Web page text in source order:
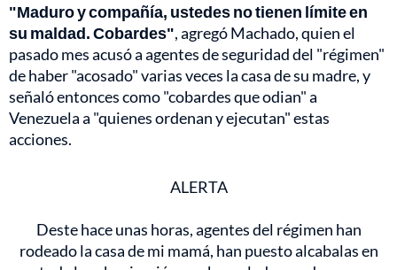
"Maduro y compañía, ustedes no tienen límite en
su maldad. Cobardes", agregó Machado, quien el
pasado mes acusó a agentes de seguridad del "régimen"
de haber "acosado" varias veces la casa de su madre, y
señaló entonces como "cobardes que odian" a
Venezuela a "quienes ordenan y ejecutan" estas
acciones.
ALERTA
Deste hace unas horas, agentes del régimen han
rodeado la casa de mi mamá, han puesto alcabalas en